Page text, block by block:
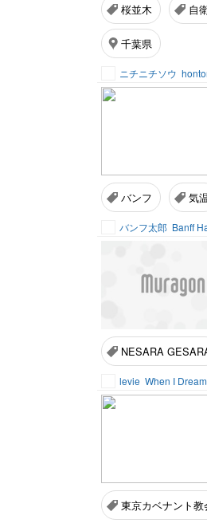
桜並木 自
千葉県
ニチニチソウ
バンフ 気
バンフ太郎 Banff
NESARA
levie When I
東京カベナント教